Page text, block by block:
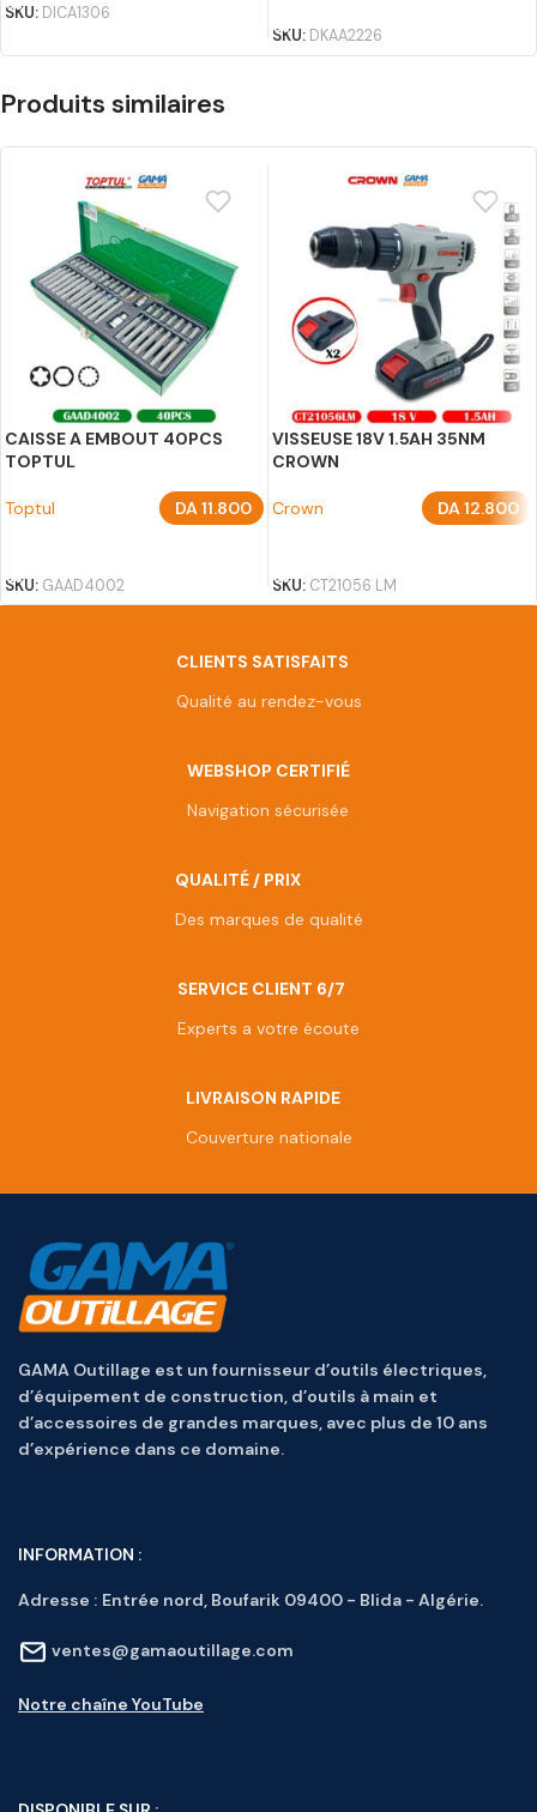
SKU: DICA1306
SKU: DKAA2226
Produits similaires
CAISSE A EMBOUT 40PCS
TOPTUL
Toptul DA11.800
SKU: GAAD4002
VISSEUSE 18V 1.5AH 35NM
CROWN
Crown DA12.800
SKU: CT21056 LM
CLIENTS SATISFAITS
Qualité au rendez-vous
WEBSHOP CERTIFIÉ
Navigation sécurisée
QUALITÉ / PRIX
Des marques de qualité
SERVICE CLIENT 6/7
Experts a votre écoute
LIVRAISON RAPIDE
Couverture nationale
GAMA Outillage est un fournisseur d’outils électriques,
d’équipement de construction, d’outils à main et
d’accessoires de grandes marques, avec plus de 10 ans
d’expérience dans ce domaine.
INFORMATION :
Adresse : Entrée nord, Boufarik 09400 - Blida - Algérie.
ventes@gamaoutillage.com
Notre chaîne YouTube